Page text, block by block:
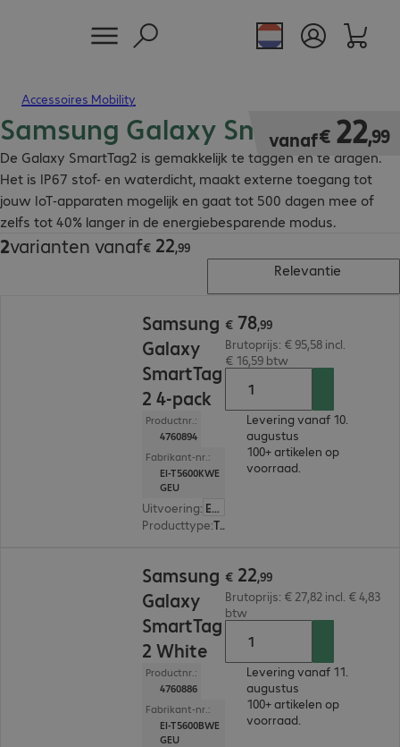
Accessoires Mobility
Samsung Galaxy SmartTag2
De Galaxy SmartTag2 is gemakkelijk te taggen en te dragen.
Het is IP67 stof- en waterdicht, maakt externe toegang tot
jouw IoT-apparaten mogelijk en gaat tot 500 dagen mee of
zelfs tot 40% langer in de energiebesparende modus.
vanaf€ 22,99
€ 22,99
2varianten vanaf€ 22,99
€ 22,99
Relevantie
Samsung
Galaxy
SmartTag
2 4-pack
Productnr.:
4760894
Fabrikant-nr.:
EI-T5600KWE
GEU
Uitvoering: Europa
Producttype: Tracker
€ 78,99
Brutoprijs: € 95,58 incl.
€ 16,59 btw
Levering vanaf 10.
augustus
100+ artikelen op
voorraad.
Samsung
Galaxy
SmartTag
2 White
Productnr.:
4760886
Fabrikant-nr.:
EI-T5600BWE
GEU
€ 22,99
Brutoprijs: € 27,82 incl. € 4,83
btw
Levering vanaf 11.
augustus
100+ artikelen op
voorraad.